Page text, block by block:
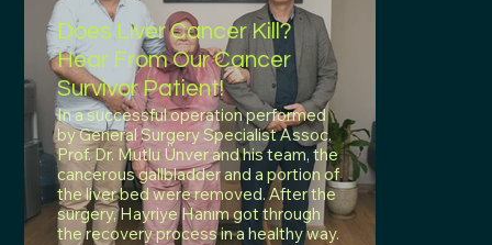
Does Liver Cancer Kill?
Hear From Our Cancer
Survivor Patient!
In a successful operation performed
by General Surgery Specialist Assoc.
Prof. Dr. Mutlu Ünver and his team, the
cancerous gallbladder and a portion of
the liver bed were removed. After the
surgery, Hayriye Hanım got through
the recovery process in a healthy way.